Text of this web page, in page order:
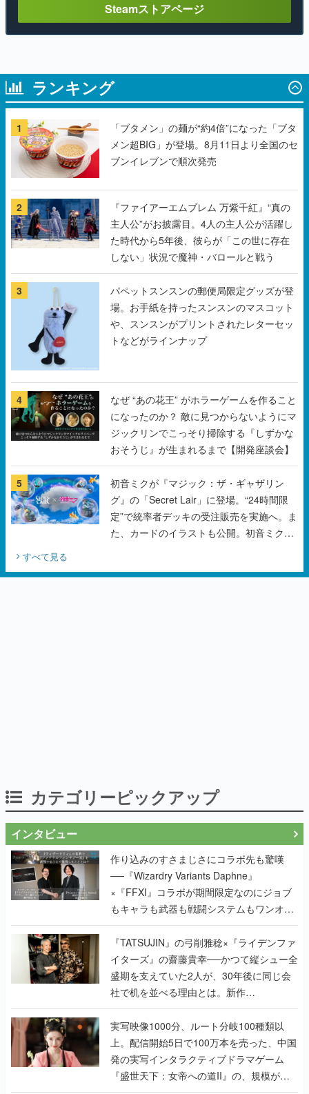
Steamストアページ
ランキング
1
「ブタメン」の麺が“約4倍”になった「ブタ
メン超BIG」が登場。8月11日より全国のセ
ブンイレブンで順次発売
2
『ファイアーエムブレム 万紫千紅』“真の
主人公”がお披露目。4人の主人公が活躍し
た時代から5年後、彼らが「この世に存在
しない」状況で魔神・バロールと戦う
3
パペットスンスンの郵便局限定グッズが登
場。お手紙を持ったスンスンのマスコット
や、スンスンがプリントされたレターセッ
トなどがラインナップ
4
なぜ “あの花王” がホラーゲームを作ること
になったのか？ 敵に見つからないようにマ
ジックリンでこっそり掃除する『しずかな
おそうじ』が生まれるまで【開発座談会】
5
初音ミクが『マジック：ザ・ギャザリン
グ』の「Secret Lair」に登場。“24時間限
定”で統率者デッキの受注販売を実施へ。ま
た、カードのイラストも公開。初音ミクの
すべて見る
カテゴリーピックアップ
インタビュー
作り込みのすさまじさにコラボ先も驚嘆
──『Wizardry Variants Daphne』
×『FFXI』コラボが期間限定なのにジョブ
もキャラも武器も戦闘システムもワンオフ
で作り込まれた理由を両ディレクターに聞
く
『TATSUJIN』の弓削雅稔×『ライデンファ
イターズ』の齋藤貴幸──かつて縦シュー全
盛期を支えていた2人が、30年後に同じ会
社で机を並べる理由とは。新作
『TATSUJIN EXTREME』で初タッグを組
んだレジェンド2人に訊く開発秘話
実写映像1000分、ルート分岐100種類以
上。配信開始5日で100万本を売った、中国
発の実写インタラクティブドラマゲーム
『盛世天下：女帝への道II』の、規模が違